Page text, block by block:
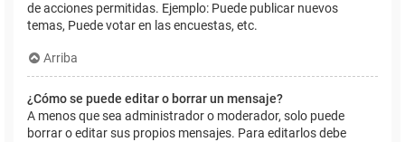
de acciones permitidas. Ejemplo: Puede publicar nuevos
temas, Puede votar en las encuestas, etc.
Arriba
¿Cómo se puede editar o borrar un mensaje?
A menos que sea administrador o moderador, solo puede
borrar o editar sus propios mensajes. Para editarlos debe